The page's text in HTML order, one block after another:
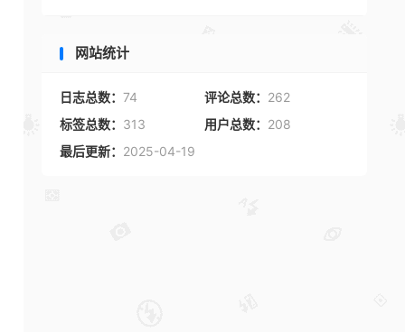
网站统计
日志总数： 74 评论总数： 262
标签总数： 313 用户总数： 208
最后更新： 2025-04-19